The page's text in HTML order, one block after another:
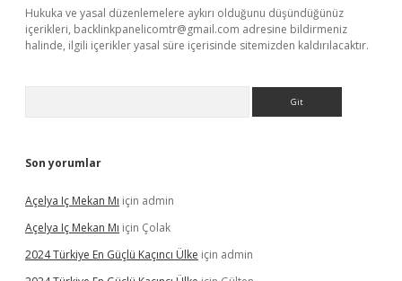
Hukuka ve yasal düzenlemelere aykırı olduğunu düşündüğünüz
içerikleri, backlinkpanelicomtr@gmail.com adresine bildirmeniz
halinde, ilgili içerikler yasal süre içerisinde sitemizden kaldırılacaktır.
Son yorumlar
Açelya Iç Mekan Mı için admin
Açelya Iç Mekan Mı için Çolak
2024 Türkiye En Güçlü Kaçıncı Ülke için admin